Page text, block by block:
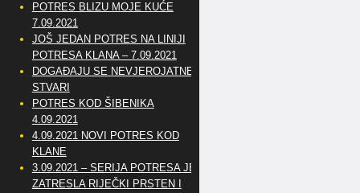
POTRES BLIZU MOJE KUĆE
7.09.2021
JOŠ JEDAN POTRES NA LINIJI
POTRESA KLANA – 7.09.2021
DOGAĐAJU SE NEVJEROJATNE
STVARI
POTRES KOD ŠIBENIKA
4.09.2021
4.09.2021 NOVI POTRES KOD
KLANE
3.09.2021 – SERIJA POTRESA JE
ZATRESLA RIJEČKI PRSTEN I